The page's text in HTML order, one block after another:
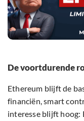
De voortdurende
Ethereum blijft de
financiën, smart
interesse blijft hoog: